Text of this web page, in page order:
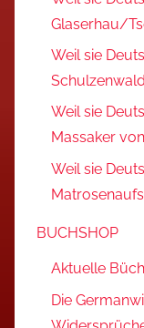
Glaserhau/
Weil sie
Weil sie
Massaker
Weil sie
BUCHSHOP
Aktuelle
Die